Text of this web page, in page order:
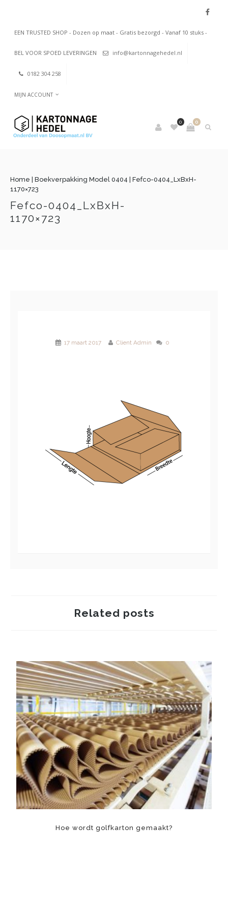
EEN TRUSTED SHOP - Dozen op maat - Gratis bezorgd - Vanaf 10 stuks -
BEL VOOR SPOED LEVERINGEN info@kartonnagehedel.nl
0182 304 258
MIJN ACCOUNT
0
0
Home Boekverpakking Model 0404
Fefco-0404_LxBxH-
1170×723
Fefco-0404_LxBxH-
1170×723
17 maart 2017 Client Admin 0
Related posts
Hoe wordt golfkarton gemaakt?